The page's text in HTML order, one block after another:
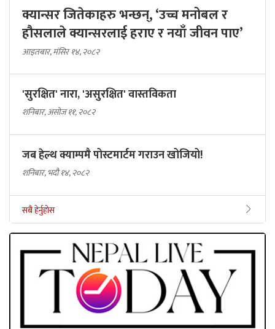
क्यान्सर जितेकाहरु भन्छन्, ‘उच्च मनोबल र
हौसलाले क्यान्सरलाई हराए र नयाँ जीवन पाए’
आइतबार, मंसिर १४, २०८२
'सुरक्षित' नारा, 'असुरक्षित' वास्तविकता
शनिबार, असोज ११, २०८२
जब हेल्थ क्याम्पमै पोस्टमार्टम गराउन खोजियो!
शनिबार, भदौ १४, २०८२
सबै हेर्नुहोस